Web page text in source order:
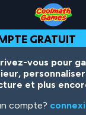
GRATUIT
vous pour
et plus
compte?